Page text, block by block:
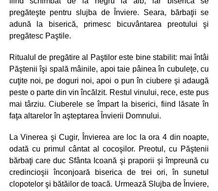
pregăteşte pentru slujba de Înviere. Seara, bărbaţii se
adună la biserică, primesc bicuvântarea preotului şi
pregătesc Paştile.
Ritualul de pregătire al Paştilor este bine stabilit: mai întâi
Păştenii îşi spală mâinile, apoi taie pâinea în cubuleţe, cu
cuţite noi, pe doguri noi, apoi o pun în ciubere şi adaugă
peste o parte din vin încălzit. Restul vinului, rece, este pus
mai târziu. Ciuberele se împart la biserici, fiind lăsate în
faţa altarelor în aşteptarea Învierii Domnului.
La Vinerea şi Cugir, Învierea are loc la ora 4 din noapte,
odată cu primul cântat al cocoşilor. Preotul, cu Păştenii
bărbaţi care duc Sfânta Icoană şi praporii şi împreună cu
credincioşii înconjoară biserica de trei ori, în sunetul
clopotelor şi bătăilor de toacă. Urmează Slujba de Înviere,